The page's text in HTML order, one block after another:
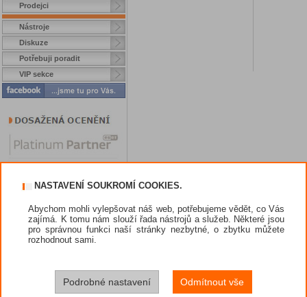
Prodejci
Nástroje
Diskuze
Potřebuji poradit
VIP sekce
NASTAVENÍ SOUKROMÍ COOKIES.
Abychom mohli vylepšovat náš web, potřebujeme vědět, co Vás
zajímá. K tomu nám slouží řada nástrojů a služeb. Některé jsou
pro správnou funkci naší stránky nezbytné, o zbytku můžete
rozhodnout sami.
Podrobné nastavení Odmítnout vše